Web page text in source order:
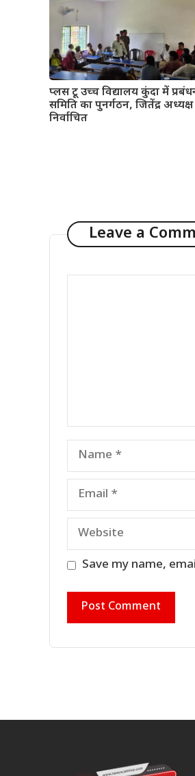
प्लस टू उच्च विद्यालय कुंदा में
समिति का पुनर्गठन, जितेंद्र अध्यक्ष
निर्वाचित
Leave a
Name
Email
Website
Save my name,